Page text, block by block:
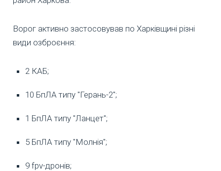
Ворог активно застосовував по Харківщині різні
види озброєння:
2 КАБ;
10 БпЛА типу "Герань-2";
1 БпЛА типу "Ланцет";
5 БпЛА типу "Молнія";
9 fpv-дронів;